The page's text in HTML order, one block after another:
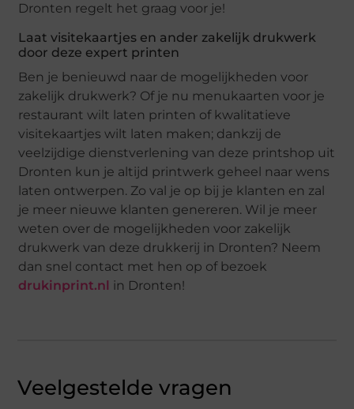
Dronten regelt het graag voor je!
Laat visitekaartjes en ander zakelijk drukwerk
door deze expert printen
Ben je benieuwd naar de mogelijkheden voor
zakelijk drukwerk? Of je nu menukaarten voor je
restaurant wilt laten printen of kwalitatieve
visitekaartjes wilt laten maken; dankzij de
veelzijdige dienstverlening van deze printshop uit
Dronten kun je altijd printwerk geheel naar wens
laten ontwerpen. Zo val je op bij je klanten en zal
je meer nieuwe klanten genereren. Wil je meer
weten over de mogelijkheden voor zakelijk
drukwerk van deze drukkerij in Dronten? Neem
dan snel contact met hen op of bezoek
drukinprint.nl
in Dronten!
Veelgestelde vragen